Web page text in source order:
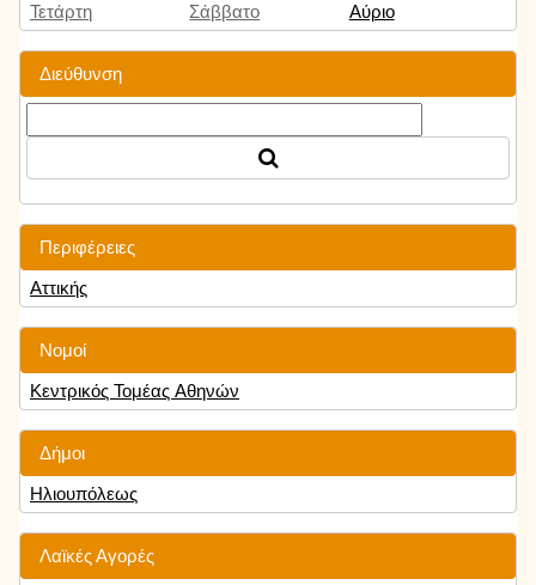
Τετάρτη
Σάββατο
Αύριο
Διεύθυνση
Περιφέρειες
Αττικής
Νομοί
Κεντρικός Τομέας Αθηνών
Δήμοι
Ηλιουπόλεως
Λαϊκές Αγορές